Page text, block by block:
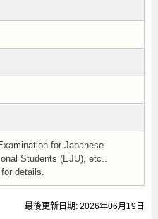
for Japanese
Students (EJU), etc..
details.
最後更新日期: 2026年06月19日